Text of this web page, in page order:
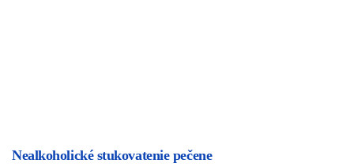
Nealkoholické stukovatenie pečene